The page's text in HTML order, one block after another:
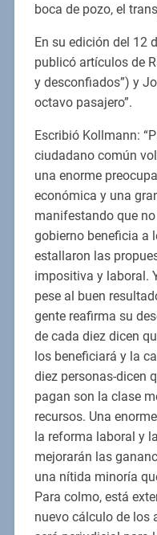
boca de pozo, el
En su edición del 12
publicó artículos de
y desconfiados”) y
octavo pasajero”.
Escribió Kollmann:
ciudadano común
una enorme
económica y una
manifestando que
gobierno beneficia a
estallaron las
impositiva y laboral.
pese al buen
gente reafirma su
de cada diez dicen
los beneficiará y la
diez personas-dicen
pagan son la clase
recursos. Una
la reforma laboral y
mejorarán las
una nítida minoría
Para colmo, está
nuevo cálculo de los